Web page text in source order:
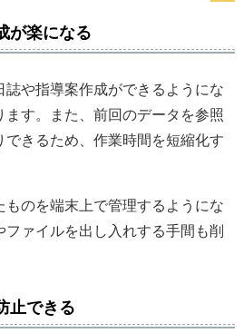
が楽になる
や指導案作成ができるようにな
ます。また、前回のデータを参照
できるため、作業時間を短縮化す
のを端末上で管理するようにな
ァイルを出し入れする手間も削
止できる